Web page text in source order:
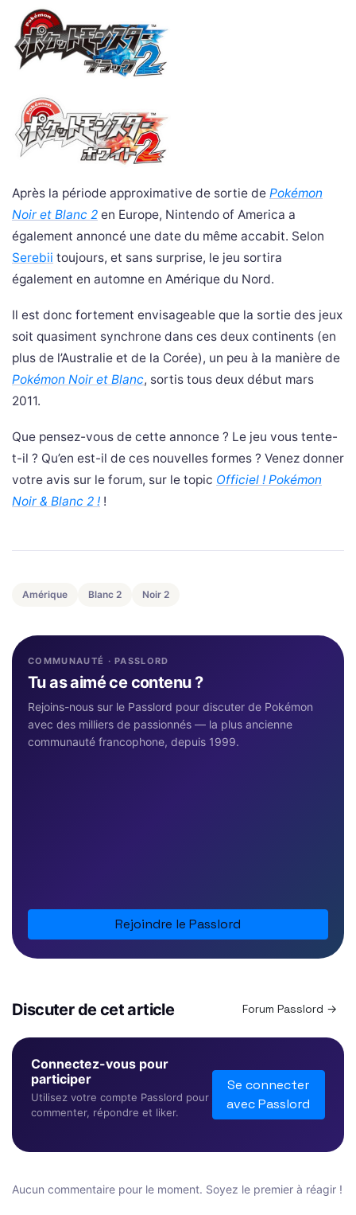
Après la période approximative de sortie de Pokémon
Noir et Blanc 2 en Europe, Nintendo of America a
également annoncé une date du même accabit. Selon
Serebii toujours, et sans surprise, le jeu sortira
également en automne en Amérique du Nord.
Il est donc fortement envisageable que la sortie des jeux
soit quasiment synchrone dans ces deux continents (en
plus de l’Australie et de la Corée), un peu à la manière de
Pokémon Noir et Blanc, sortis tous deux début mars
2011.
Que pensez-vous de cette annonce ? Le jeu vous tente-
t-il ? Qu’en est-il de ces nouvelles formes ? Venez donner
votre avis sur le forum, sur le topic Officiel ! Pokémon
Noir & Blanc 2 ! !
Amérique Blanc 2 Noir 2
COMMUNAUTÉ · PASSLORD
Tu as aimé ce contenu ?
Rejoins-nous sur le Passlord pour discuter de Pokémon
avec des milliers de passionnés — la plus ancienne
communauté francophone, depuis 1999.
Rejoindre le Passlord
Discuter de cet article Forum Passlord →
Connectez-vous pour
participer
Utilisez votre compte Passlord pour
commenter, répondre et liker.
Se connecter
avec Passlord
Aucun commentaire pour le moment. Soyez le premier à réagir !